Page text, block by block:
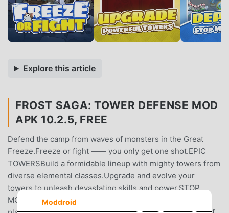
Explore this article
FROST SAGA: TOWER DEFENSE MOD
APK 10.2.5, FREE
Defend the camp from waves of monsters in the Great
Freeze.Freeze or fight —— you only get one shot.EPIC
TOWERSBuild a formidable lineup with mighty towers from
diverse elemental classes.Upgrade and evolve your
towers to unleash devastating skills and power.STOP
MONSTERSShape monster paths by smart tower
Moddroid